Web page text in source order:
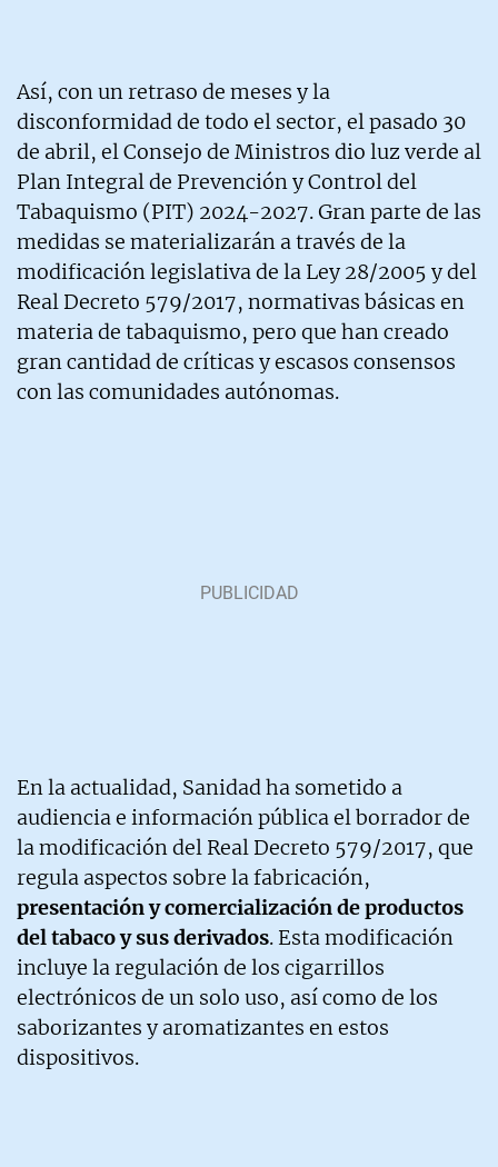
Así, con un retraso de meses y la
disconformidad de todo el sector, el pasado 30
de abril, el Consejo de Ministros dio luz verde al
Plan Integral de Prevención y Control del
Tabaquismo (PIT) 2024-2027. Gran parte de las
medidas se materializarán a través de la
modificación legislativa de la Ley 28/2005 y del
Real Decreto 579/2017, normativas básicas en
materia de tabaquismo, pero que han creado
gran cantidad de críticas y escasos consensos
con las comunidades autónomas.
En la actualidad, Sanidad ha sometido a
audiencia e información pública el borrador de
la modificación del Real Decreto 579/2017, que
regula aspectos sobre la fabricación,
presentación y comercialización de productos
del tabaco y sus derivados. Esta modificación
incluye la regulación de los cigarrillos
electrónicos de un solo uso, así como de los
saborizantes y aromatizantes en estos
dispositivos.